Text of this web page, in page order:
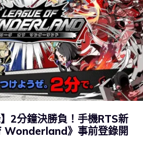
2分鐘決勝負！手機RTS新
》事前登錄開